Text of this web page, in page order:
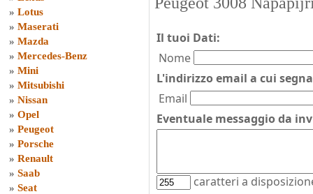
» Lotus
» Maserati
» Mazda
» Mercedes-Benz
» Mini
» Mitsubishi
» Nissan
» Opel
» Peugeot
» Porsche
» Renault
» Saab
» Seat
Il tuoi Dati:
Nome
L'indirizzo email a cui
Email
Eventuale messaggio da
caratteri a